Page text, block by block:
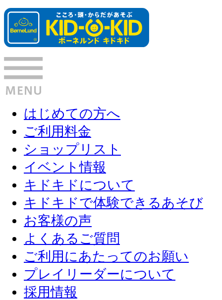
はじめての方へ
ご利用料金
ショップリスト
イベント情報
キドキドについて
キドキドで体験できるあそび
お客様の声
よくあるご質問
ご利用にあたってのお願い
プレイリーダーについて
採用情報